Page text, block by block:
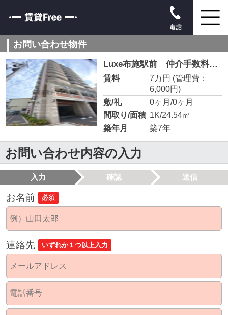
電話
お問い合わせ物件
Luxe布施駅前 仲介手数料無料
賃料 7万円 (管理費：
6,000円)
敷/礼
0ヶ月/0ヶ月
間取り/面積 1K/24.54㎡
築年月
築7年
お問い合わせ内容の入力
入力 確認 送信
お名前 必須
連絡先 いずれか１つ以上入力